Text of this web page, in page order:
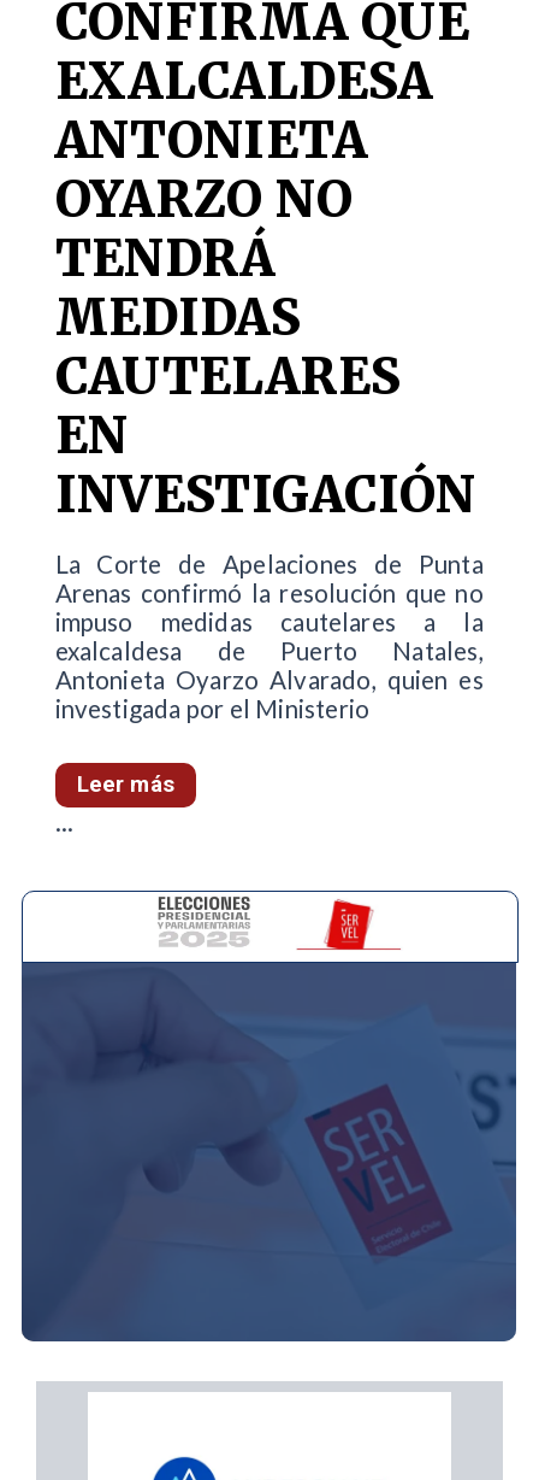
CONFIRMA QUE
EXALCALDESA
ANTONIETA
OYARZO NO
TENDRÁ
MEDIDAS
CAUTELARES
EN
INVESTIGACIÓN
La Corte de Apelaciones de Punta
Arenas confirmó la resolución que no
impuso medidas cautelares a la
exalcaldesa de Puerto Natales,
Antonieta Oyarzo Alvarado, quien es
investigada por el Ministerio
Leer más
...